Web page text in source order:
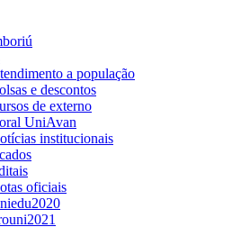
a população
e descontos
de externo
UniAvan
institucionais
oficiais